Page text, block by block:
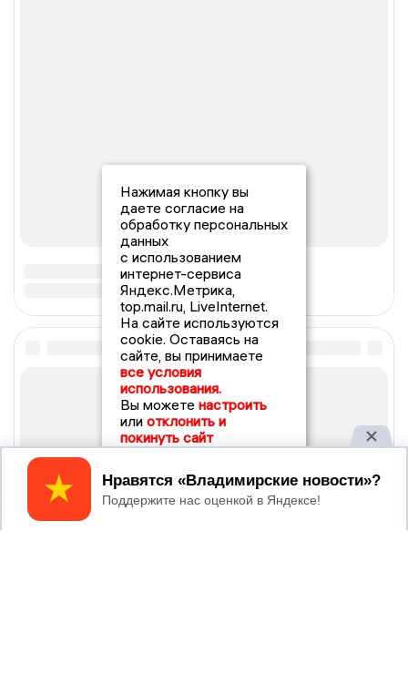
Нажимая кнопку вы
даете согласие на
обработку персональных
данных
с использованием
интернет-сервиса
Яндекс.Метрика,
top.mail.ru, LiveInternet.
На сайте используются
cookie. Оставаясь на
сайте, вы принимаете
все условия
использования.
Вы можете настроить
или отклонить и
покинуть сайт
Принять